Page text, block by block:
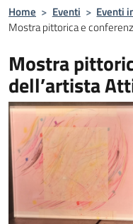
Home > Eventi > Eventi
Mostra pittorica e
Mostra
dell’artista